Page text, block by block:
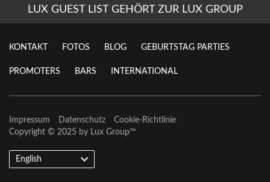
LUX GUEST LIST GEHÖRT ZUR LUX GROUP
KONTAKT FOTOS BLOG GEBURTSTAG PARTIES
PROMOTERS BARS INTERNATIONAL
Impressum Datenschutz
Cookie-Richtlinie
Copyright © 2025 by Lux Group™
English